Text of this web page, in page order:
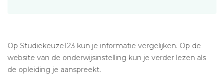
Op Studiekeuze123 kun je informatie vergelijken. Op de
website van de onderwijsinstelling kun je verder lezen als
de opleiding je aanspreekt.